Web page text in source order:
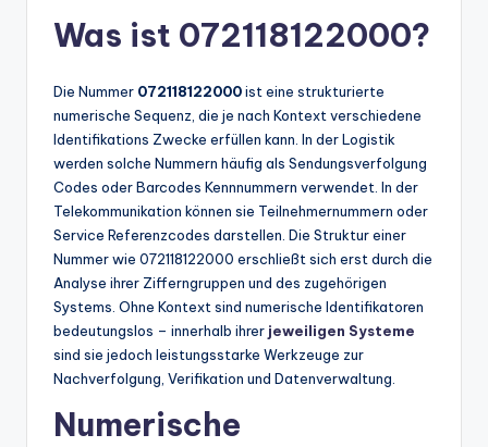
Was ist 072118122000?
Die Nummer 072118122000ist eine strukturierte
numerische Sequenz, die je nach Kontext verschiedene
Identifikations Zwecke erfüllen kann. In der Logistik
werden solche Nummern häufig als Sendungsverfolgung
Codes oder Barcodes Kennnummern verwendet. In der
Telekommunikation können sie Teilnehmernummern oder
Service Referenzcodes darstellen. Die Struktur einer
Nummer wie 072118122000 erschließt sich erst durch die
Analyse ihrer Zifferngruppen und des zugehörigen
Systems. Ohne Kontext sind numerische Identifikatoren
bedeutungslos – innerhalb ihrer jeweiligen Systeme
sind sie jedoch leistungsstarke Werkzeuge zur
Nachverfolgung, Verifikation und Datenverwaltung.
Numerische